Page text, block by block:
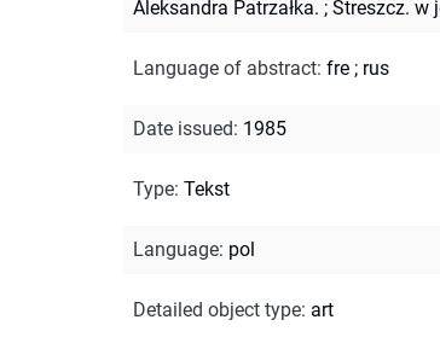
Aleksandra Patrzałka. ; Streszcz. w
Language of abstract: fre ; rus
Date issued: 1985
Type: Tekst
Language: pol
Detailed object type: art